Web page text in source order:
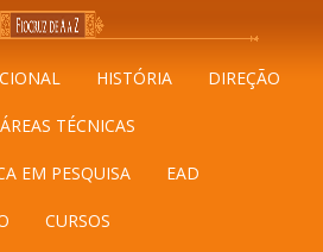
HISTÓRIA DIREÇÃO
TÉCNICAS
EM PESQUISA EAD
CURSOS